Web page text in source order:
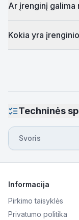
Ar įrenginį galima
Kokia yra
Techninės
Svoris
Informacija
Pirkimo taisyklės
Privatumo politika